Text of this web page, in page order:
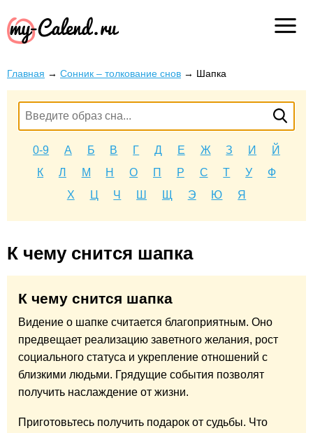
Главная → Сонник – толкование снов → Шапка
0-9 А Б В Г Д Е Ж З И
Й
К
Л М Н О П Р С Т У
Ф
Х
Ц Ч Ш Щ Э Ю Я
К чему снится шапка
К чему снится шапка
Видение о шапке считается благоприятным. Оно
предвещает реализацию заветного желания, рост
социального статуса и укрепление отношений с
близкими людьми. Грядущие события позволят
получить наслаждение от жизни.
Приготовьтесь получить подарок от судьбы. Что